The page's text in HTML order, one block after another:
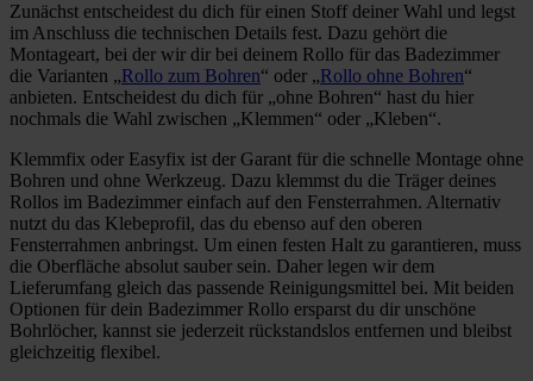
Zunächst entscheidest du dich für einen Stoff deiner Wahl und legst
im Anschluss die technischen Details fest. Dazu gehört die
Montageart, bei der wir dir bei deinem Rollo für das Badezimmer
die Varianten „Rollo zum Bohren“ oder „Rollo ohne Bohren“
anbieten. Entscheidest du dich für „ohne Bohren“ hast du hier
nochmals die Wahl zwischen „Klemmen“ oder „Kleben“.
Klemmfix oder Easyfix ist der Garant für die schnelle Montage ohne
Bohren und ohne Werkzeug. Dazu klemmst du die Träger deines
Rollos im Badezimmer einfach auf den Fensterrahmen. Alternativ
nutzt du das Klebeprofil, das du ebenso auf den oberen
Fensterrahmen anbringst. Um einen festen Halt zu garantieren, muss
die Oberfläche absolut sauber sein. Daher legen wir dem
Lieferumfang gleich das passende Reinigungsmittel bei. Mit beiden
Optionen für dein Badezimmer Rollo ersparst du dir unschöne
Bohrlöcher, kannst sie jederzeit rückstandslos entfernen und bleibst
gleichzeitig flexibel.